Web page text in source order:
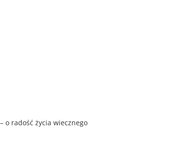
o radość życia wiecznego